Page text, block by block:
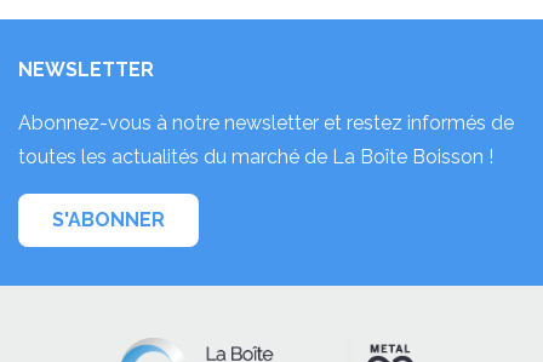
NEWSLETTER
Abonnez-vous à notre newsletter et restez informés de
toutes les actualités du marché de La Boîte Boisson !
S'ABONNER